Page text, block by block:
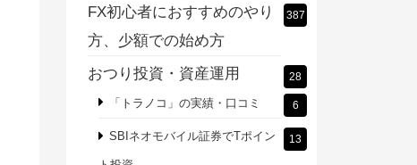
FX初心者におすすめのやり
方、少額での始め方
387
おつり投資・資産運用 28
「トラノコ」の実績・口コミ 6
SBIネオモバイル証券でTポイン 13